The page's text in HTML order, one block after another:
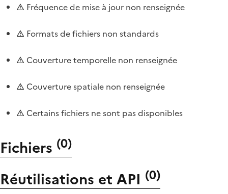
Fréquence de mise à jour non renseignée
Formats de fichiers non standards
Couverture temporelle non renseignée
Couverture spatiale non renseignée
Certains fichiers ne sont pas disponibles
Fichiers (0)
Réutilisations et API (0)